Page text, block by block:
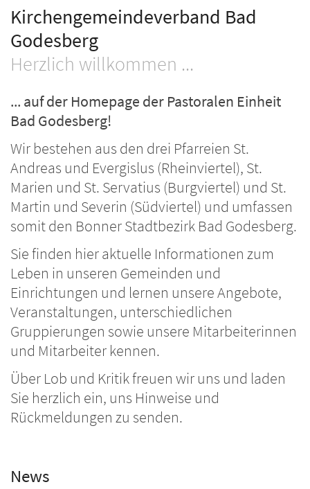
Kirchengemeindeverband Bad
Godesberg
Herzlich willkommen ...
... auf der Homepage der Pastoralen Einheit
Bad Godesberg!
Wir bestehen aus den drei Pfarreien St.
Andreas und Evergislus (Rheinviertel), St.
Marien und St. Servatius (Burgviertel) und St.
Martin und Severin (Südviertel) und umfassen
somit den Bonner Stadtbezirk Bad Godesberg.
Sie finden hier aktuelle Informationen zum
Leben in unseren Gemeinden und
Einrichtungen und lernen unsere Angebote,
Veranstaltungen, unterschiedlichen
Gruppierungen sowie unsere Mitarbeiterinnen
und Mitarbeiter kennen.
Über Lob und Kritik freuen wir uns und laden
Sie herzlich ein, uns Hinweise und
Rückmeldungen zu senden.
News